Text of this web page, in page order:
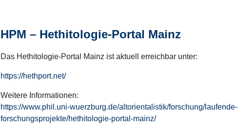
HPM – Hethitologie-Portal Mainz
Das Hethitologie-Portal Mainz ist aktuell erreichbar unter:
https://hethport.net/
Weitere Informationen:
https://www.phil.uni-wuerzburg.de/altorientalistik/forschung/laufende-
forschungsprojekte/hethitologie-portal-mainz/